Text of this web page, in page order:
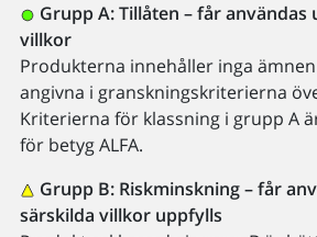
Grupp A: Tillåten – får användas
villkor
Produkterna innehåller inga
angivna i granskningskriterierna
Kriterierna för klassning i grupp A
för betyg ALFA.
Grupp B: Riskminskning – får
särskilda villkor uppfylls